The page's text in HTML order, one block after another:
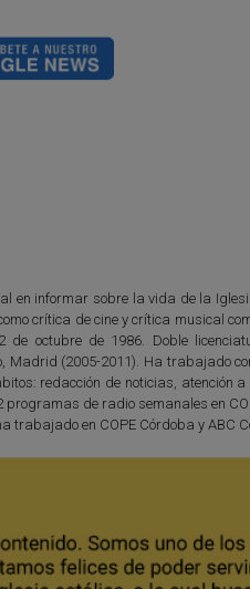
en informar sobre la vida de la
crítica de cine y crítica musical
de octubre de 1986. Doble
Madrid (2005-2011). Ha trabajado
redacción de noticias, atención a
programas de radio semanales en
trabajado en COPE Córdoba y ABC